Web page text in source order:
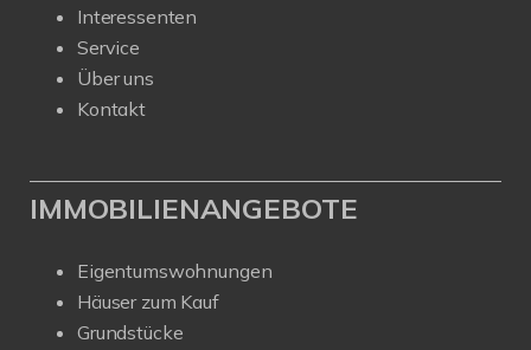
Interessenten
Service
Über uns
Kontakt
IMMOBILIENANGEBOTE
Eigentumswohnungen
Häuser zum Kauf
Grundstücke